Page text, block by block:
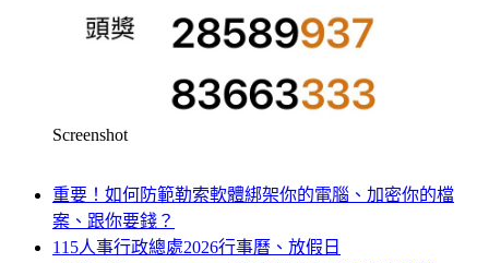
Screenshot
重要！如何防範勒索軟體綁架你的電腦、加密你的檔
案、跟你要錢？
115人事行政總處2026行事曆、放假日